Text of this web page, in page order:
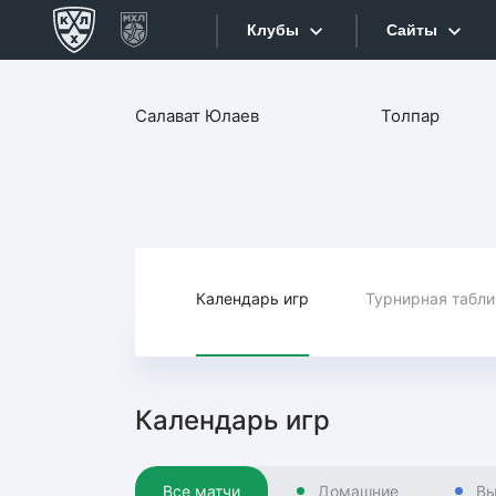
Клубы
Конференция «Запад»
Торпедо
Динамо Мн
Сайты
Сайты
Текстовые
Салават Юлаев Толпар
Календарь игр Турнирная
Календарь игр
Все матчи Домашние